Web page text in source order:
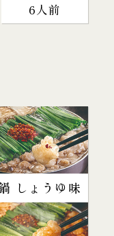
6人前
しょうゆ味